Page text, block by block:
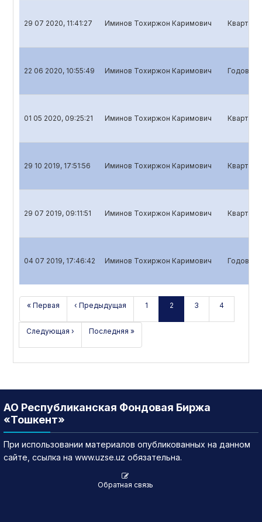
29 07 2020, 11:41:27 Иминов Тохиржон Каримович
22 06 2020, 10:55:49 Иминов Тохиржон Каримович Годовой
01 05 2020, 09:25:21 Иминов Тохиржон Каримович
29 10 2019, 17:51:56 Иминов Тохиржон Каримович
29 07 2019, 09:11:51 Иминов Тохиржон Каримович
04 07 2019, 17:46:42 Иминов Тохиржон Каримович Годовой
« Первая ‹ Предыдущая 1 2 3 4
Следующая › Последняя »
АО Республиканская Фондовая Биржа
«Тошкент»
При использовании материалов опубликованных на данном
сайте, ссылка на www.uzse.uz обязательна.
Обратная связь